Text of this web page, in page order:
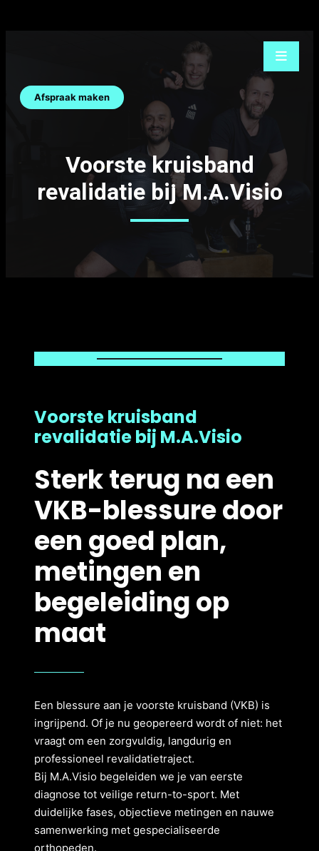
Afspraak maken
Voorste kruisband
revalidatie bij M.A.Visio
Voorste kruisband
revalidatie bij M.A.Visio
Sterk terug na een
VKB-blessure door
een goed plan,
metingen en
begeleiding op
maat
Een blessure aan je voorste kruisband (VKB) is
ingrijpend. Of je nu geopereerd wordt of niet: het
vraagt om een zorgvuldig, langdurig en
professioneel revalidatietraject.
Bij M.A.Visio begeleiden we je van eerste
diagnose tot veilige return-to-sport. Met
duidelijke fases, objectieve metingen en nauwe
samenwerking met gespecialiseerde
orthopeden.